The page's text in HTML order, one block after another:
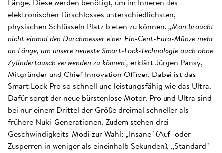
Länge. Diese werden benötigt, um im Inneren des
elektronischen Türschlosses unterschiedlichsten,
physischen Schlüsseln Platz bieten zu können. „Man braucht
nicht einmal den Durchmesser einer Ein-Cent-Euro-Münze mehr
an Länge, um unsere neueste Smart-Lock-Technologie auch ohne
Zylindertausch verwenden zu können", erklärt Jürgen Pansy,
Mitgründer und Chief Innovation Officer. Dabei ist das
Smart Lock Pro so schnell und leistungsfähig wie das Ultra.
Dafür sorgt der neue bürstenlose Motor. Pro und Ultra sind
bei nur einem Drittel der Größe dreimal schneller als
frühere Nuki-Generationen. Zudem stehen drei
Geschwindigkeits-Modi zur Wahl: „Insane" (Auf- oder
Zusperren in weniger als eineinhalb Sekunden), „Standard"